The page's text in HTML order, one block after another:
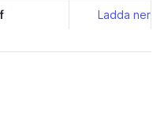
Ladda ner